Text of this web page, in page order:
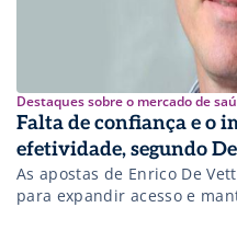
Destaques sobre o mercado de
Falta de confiança e o
efetividade, segundo
As apostas de Enrico De
para expandir acesso e